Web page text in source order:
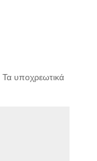
Τα υποχρεωτικά